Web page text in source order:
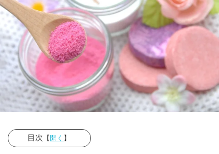
目次 【開く 】